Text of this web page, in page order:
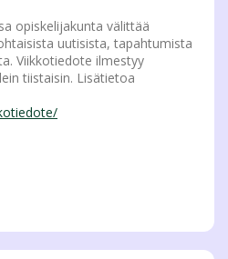
opiskelijakunta välittää
uutisista, tapahtumista
Viikkotiedote ilmestyy
tiistaisin. Lisätietoa